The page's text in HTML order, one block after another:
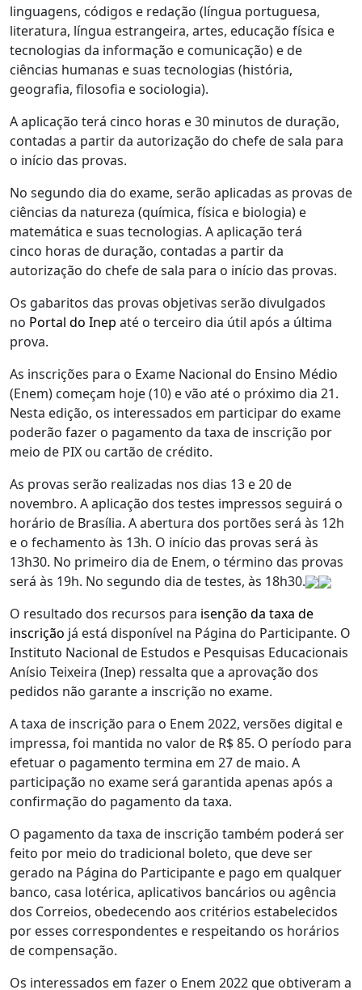
linguagens, códigos e redação (língua portuguesa,
literatura, língua estrangeira, artes, educação física e
tecnologias da informação e comunicação) e de
ciências humanas e suas tecnologias (história,
geografia, filosofia e sociologia).
A aplicação terá cinco horas e 30 minutos de duração,
contadas a partir da autorização do chefe de sala para
o início das provas.
No segundo dia do exame, serão aplicadas as provas de
ciências da natureza (química, física e biologia) e
matemática e suas tecnologias. A aplicação terá
cinco horas de duração, contadas a partir da
autorização do chefe de sala para o início das provas.
Os gabaritos das provas objetivas serão divulgados
no Portal do Inep até o terceiro dia útil após a última
prova.
As inscrições para o Exame Nacional do Ensino Médio
(Enem) começam hoje (10) e vão até o próximo dia 21.
Nesta edição, os interessados em participar do exame
poderão fazer o pagamento da taxa de inscrição por
meio de PIX ou cartão de crédito.
As provas serão realizadas nos dias 13 e 20 de
novembro. A aplicação dos testes impressos seguirá o
horário de Brasília. A abertura dos portões será às 12h
e o fechamento às 13h. O início das provas será às
13h30. No primeiro dia de Enem, o término das provas
será às 19h. No segundo dia de testes, às 18h30.
O resultado dos recursos para isenção da taxa de
inscrição já está disponível na Página do Participante. O
Instituto Nacional de Estudos e Pesquisas Educacionais
Anísio Teixeira (Inep) ressalta que a aprovação dos
pedidos não garante a inscrição no exame.
A taxa de inscrição para o Enem 2022, versões digital e
impressa, foi mantida no valor de R$ 85. O período para
efetuar o pagamento termina em 27 de maio. A
participação no exame será garantida apenas após a
confirmação do pagamento da taxa.
O pagamento da taxa de inscrição também poderá ser
feito por meio do tradicional boleto, que deve ser
gerado na Página do Participante e pago em qualquer
banco, casa lotérica, aplicativos bancários ou agência
dos Correios, obedecendo aos critérios estabelecidos
por esses correspondentes e respeitando os horários
de compensação.
Os interessados em fazer o Enem 2022 que obtiveram a